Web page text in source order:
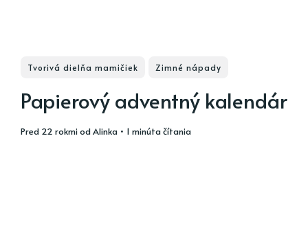
Tvorivá dielňa mamičiek Zimné nápady
Papierový adventný kalendár
pred 22 rokmiodAlinka • 1 minúta čítania